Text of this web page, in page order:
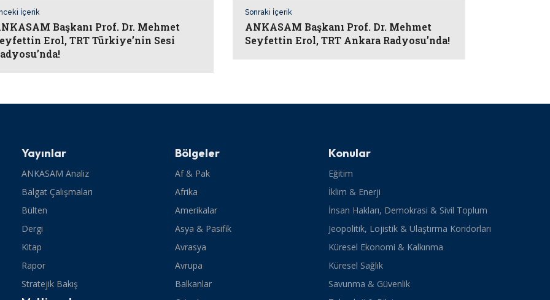
İçerik
Başkanı Prof. Dr. Mehmet
Erol, TRT Türkiye’nin Sesi
Sonraki İçerik
ANKASAM Başkanı Prof. Dr. Mehmet
Seyfettin Erol, TRT Ankara Radyosu’nda!
Yayınlar
ANKASAM Analiz
Balgat Çalışmaları
Bülten
Dergi
Kitap
Rapor
Stratejik Bakış
Bölgeler
Af & Pak
Afrika
Amerikalar
Asya & Pasifik
Avrasya
Avrupa
Balkanlar
Konular
Eğitim
İklim & Enerji
İnsan Hakları, Demokrasi & Sivil Toplum
Jeopolitik, Lojistik & Ulaştırma Koridorları
Küresel Ekonomi & Kalkınma
Küresel Sağlık
Savunma & Güvenlik